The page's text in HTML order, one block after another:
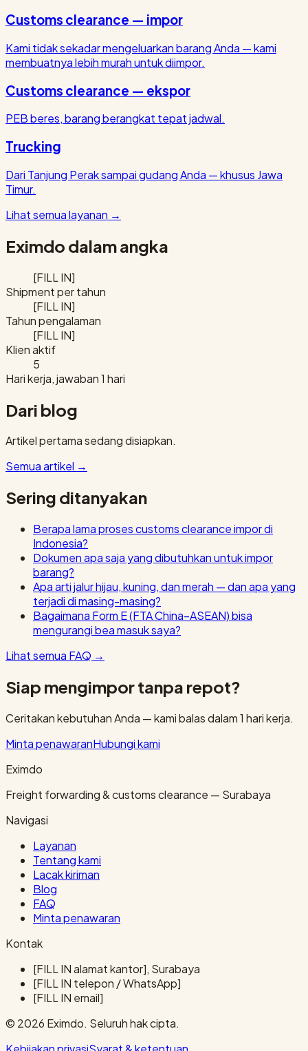
Customs clearance — impor
Kami tidak sekadar mengeluarkan barang Anda — kami
membuatnya lebih murah untuk diimpor.
Customs clearance — ekspor
PEB beres, barang berangkat tepat jadwal.
Trucking
Dari Tanjung Perak sampai gudang Anda — khusus Jawa
Timur.
Lihat semua layanan →
Eximdo dalam angka
[FILL IN]
Shipment per tahun
[FILL IN]
Tahun pengalaman
[FILL IN]
Klien aktif
5
Hari kerja, jawaban 1 hari
Dari blog
Artikel pertama sedang disiapkan.
Semua artikel →
Sering ditanyakan
Berapa lama proses customs clearance impor di
Indonesia?
Dokumen apa saja yang dibutuhkan untuk impor
barang?
Apa arti jalur hijau, kuning, dan merah — dan apa yang
terjadi di masing-masing?
Bagaimana Form E (FTA China–ASEAN) bisa
mengurangi bea masuk saya?
Lihat semua FAQ →
Siap mengimpor tanpa repot?
Ceritakan kebutuhan Anda — kami balas dalam 1 hari kerja.
Minta penawaranHubungi kami
Eximdo
Freight forwarding & customs clearance — Surabaya
Navigasi
Layanan
Tentang kami
Lacak kiriman
Blog
FAQ
Minta penawaran
Kontak
[FILL IN alamat kantor], Surabaya
[FILL IN telepon / WhatsApp]
[FILL IN email]
© 2026 Eximdo. Seluruh hak cipta.